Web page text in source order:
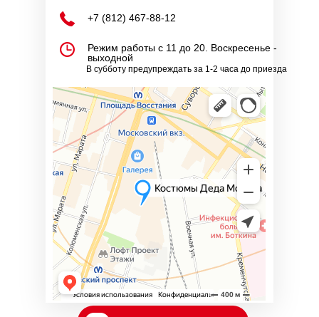
Режим работы с 11 до 20. Воскресенье -
выходной
+7 (812) 467-88-12
В субботу предупреждать за 1-2 часа до приезда